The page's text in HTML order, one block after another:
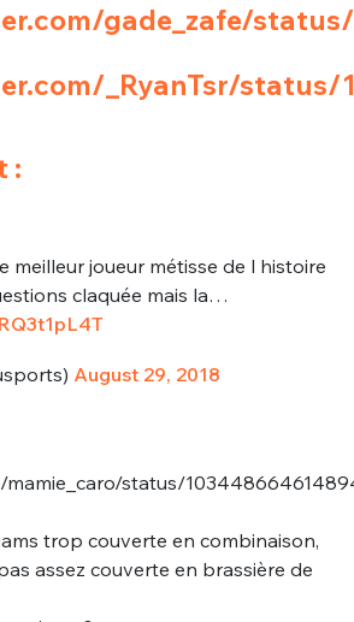
gade_zafe/status/
_RyanTsr/status/
:
meilleur joueur métisse de l histoire
claquée mais la…
August 29, 2018
status/
trop couverte en combinaison,
assez couverte en brassière de